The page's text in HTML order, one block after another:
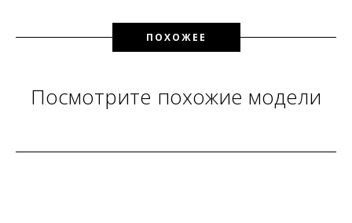
ПОХОЖЕЕ
Посмотрите похожие модели